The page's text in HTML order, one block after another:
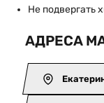
Не подвергать
АДРЕСА